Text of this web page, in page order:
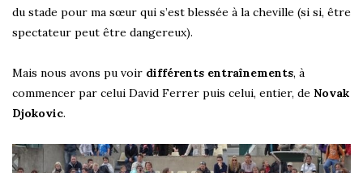
du stade pour ma sœur qui s’est blessée à la cheville (si si, être
spectateur peut être dangereux).
Mais nous avons pu voir différents entraînements, à
commencer par celui David Ferrer puis celui, entier, de Novak
Djokovic.